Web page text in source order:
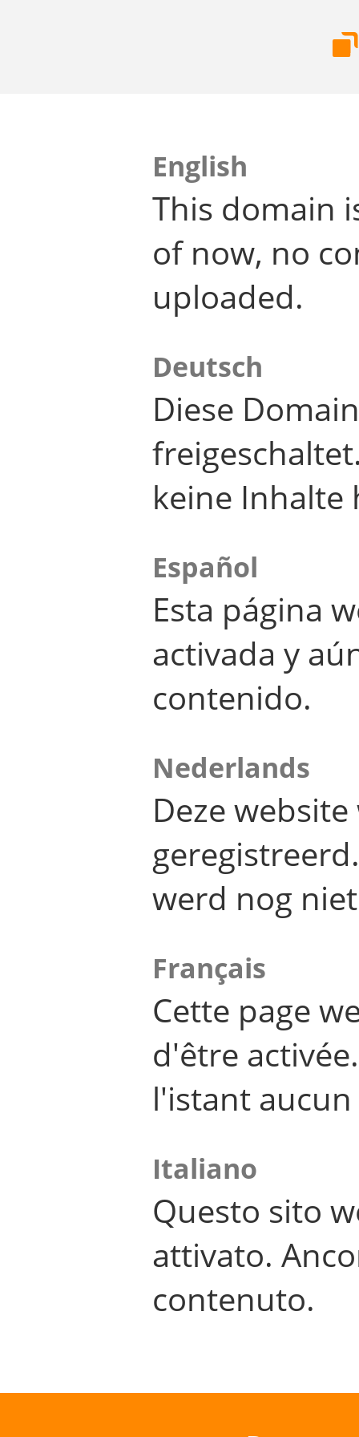
English
This domain
of now, no
uploaded.
Deutsch
Diese
keine Inhalte
Español
Esta página
activada y
contenido.
Nederlands
Deze
werd nog
Français
Cette page
d'être
l'istant
Italiano
Questo sito
attivato.
contenuto.